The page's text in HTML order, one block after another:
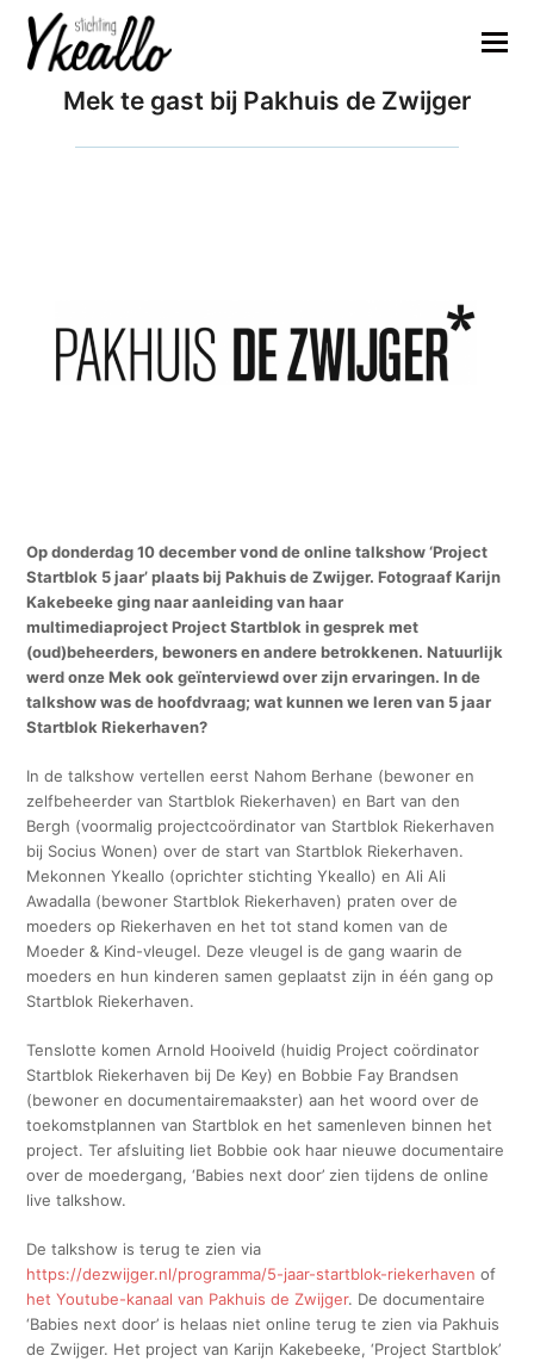
Mek te gast bij Pakhuis de Zwijger
Op donderdag 10 december vond de online talkshow ‘Project
Startblok 5 jaar’ plaats bij Pakhuis de Zwijger. Fotograaf Karijn
Kakebeeke ging naar aanleiding van haar
multimediaproject Project Startblok in gesprek met
(oud)beheerders, bewoners en andere betrokkenen. Natuurlijk
werd onze Mek ook geïnterviewd over zijn ervaringen. In de
talkshow was de hoofdvraag; wat kunnen we leren van 5 jaar
Startblok Riekerhaven?
In de talkshow vertellen eerst Nahom Berhane (bewoner en
zelfbeheerder van Startblok Riekerhaven) en Bart van den
Bergh (voormalig projectcoördinator van Startblok Riekerhaven
bij Socius Wonen) over de start van Startblok Riekerhaven.
Mekonnen Ykeallo (oprichter stichting Ykeallo) en Ali Ali
Awadalla (bewoner Startblok Riekerhaven) praten over de
moeders op Riekerhaven en het tot stand komen van de
Moeder & Kind-vleugel. Deze vleugel is de gang waarin de
moeders en hun kinderen samen geplaatst zijn in één gang op
Startblok Riekerhaven.
Tenslotte komen Arnold Hooiveld (huidig Project coördinator
Startblok Riekerhaven bij De Key) en Bobbie Fay Brandsen
(bewoner en documentairemaakster) aan het woord over de
toekomstplannen van Startblok en het samenleven binnen het
project. Ter afsluiting liet Bobbie ook haar nieuwe documentaire
over de moedergang, ‘Babies next door’ zien tijdens de online
live talkshow.
De talkshow is terug te zien via
https://dezwijger.nl/programma/5-jaar-startblok-riekerhaven of
het Youtube-kanaal van Pakhuis de Zwijger. De documentaire
‘Babies next door’ is helaas niet online terug te zien via Pakhuis
de Zwijger. Het project van Karijn Kakebeeke, ‘Project Startblok’